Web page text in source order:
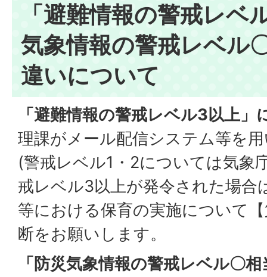
「避難情報の警戒レベ
気象情報の警戒レベル
違いについて
「避難情報の警戒レベル3以上」
理課がメール配信システム等を
(警戒レベル1・2については気象
戒レベル3以上が発令された場合
等における保育の実施について
断をお願いします。
「防災気象情報の警戒レベル〇